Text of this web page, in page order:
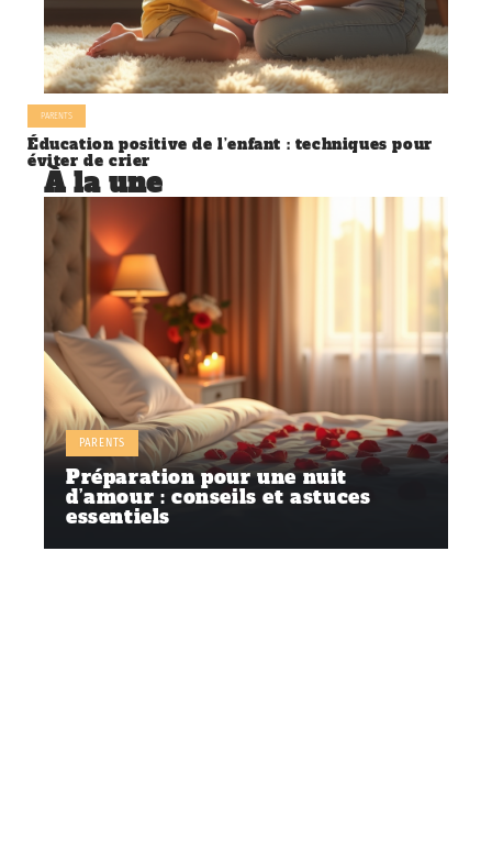
PARENTS
Éducation positive de l’enfant : techniques pour
éviter de crier
À la une
PARENTS
Préparation pour une nuit
d’amour : conseils et astuces
essentiels